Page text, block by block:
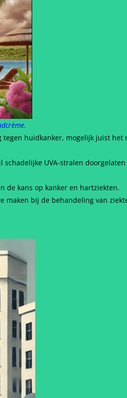
huidkanker, mogelijk juist het
UVA-stralen
de kans op kanker en hartziekten.
maken bij de behandeling van